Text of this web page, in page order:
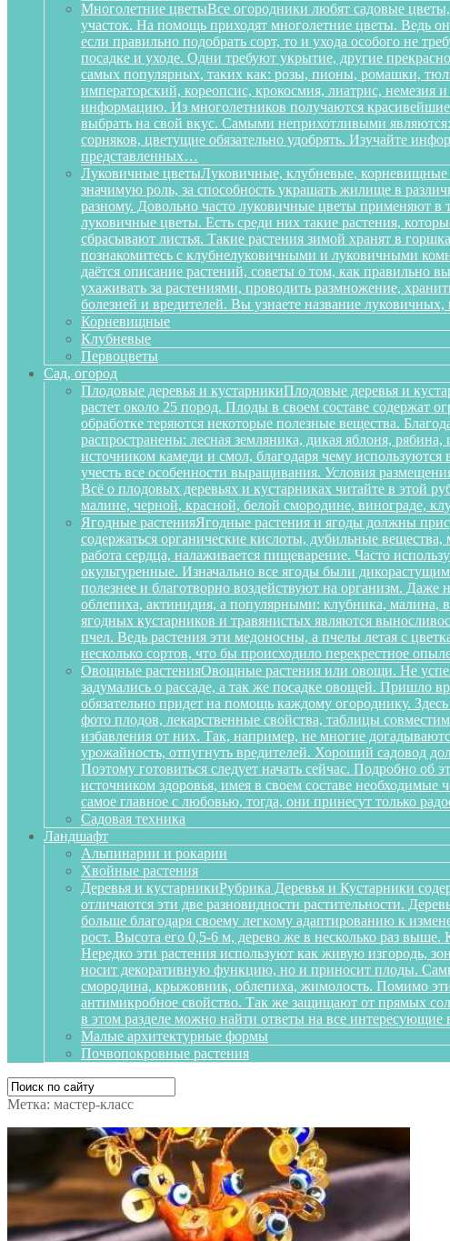
Многолетние цветыВсе огородники любят садовые
участок. На помощь приходят многолетние цветы. Ведь
если правильно подобрать сорт, то и ухода особого не
посадке и уходе. Одни требуют укрытие, другие
самых популярных, таких как: розы, пионы, ромашки,
императорский, кореопсис, крокосмия, лиатрис,
информацию. Из многолетников получаются
выбрать на свой вкус. Самыми неприхотливыми являются:
сорняков, цветущие обязательно удобрять. Изучайте
представленных…
Луковичные цветыЛуковичные, клубневые, корневищные
значимую роль, за способность украшать жилище в
разному. Довольно часто луковичные цветы применяют
луковичные цветы. Есть среди них такие растения,
сбрасывают листья. Такие растения зимой хранят в
познакомитесь с клубнелуковичными и луковичными
даётся описание растений, советы о том, как правильно
ухаживать за растениями, проводить размножение,
болезней и вредителей. Вы узнаете название
Корневищные
Клубневые
Первоцветы
Сад, огород
Плодовые деревья и кустарникиПлодовые деревья и
растет около 25 пород. Плоды в своем составе содержат
обработке теряются некоторые полезные вещества.
распространены: лесная земляника, дикая яблоня,
источником камеди и смол, благодаря чему
учесть все особенности выращивания. Условия
Всё о плодовых деревьях и кустарниках читайте в этой
малине, черной, красной, белой смородине, винограде,
Ягодные растенияЯгодные растения и ягоды должны
содержаться органические кислоты, дубильные
работа сердца, налаживается пищеварение. Часто
окультуренные. Изначально все ягоды были
полезнее и благотворно воздействуют на организм.
облепиха, актинидия, а популярными: клубника, малина,
ягодных кустарников и травянистых являются
пчел. Ведь растения эти медоносны, а пчелы летая с
несколько сортов, что бы происходило перекрестное
Овощные растенияОвощные растения или овощи. Не
задумались о рассаде, а так же посадке овощей. Пришло
обязательно придет на помощь каждому огороднику.
фото плодов, лекарственные свойства, таблицы
избавления от них. Так, например, не многие
урожайность, отпугнуть вредителей. Хороший садовод
Поэтому готовиться следует начать сейчас. Подробно
источником здоровья, имея в своем составе
самое главное с любовью, тогда, они принесут только
Садовая техника
Ландшафт
Альпинарии и рокарии
Хвойные растения
Деревья и кустарникиРубрика Деревья и Кустарники
отличаются эти две разновидности растительности.
больше благодаря своему легкому адаптированию к
рост. Высота его 0,5-6 м, дерево же в несколько раз
Нередко эти растения используют как живую изгородь,
носит декоративную функцию, но и приносит плоды.
смородина, крыжовник, облепиха, жимолость. Помимо
антимикробное свойство. Так же защищают от прямых
в этом разделе можно найти ответы на все интересующие
Малые архитектурные формы
Почвопокровные растения
Метка: мастер-класс